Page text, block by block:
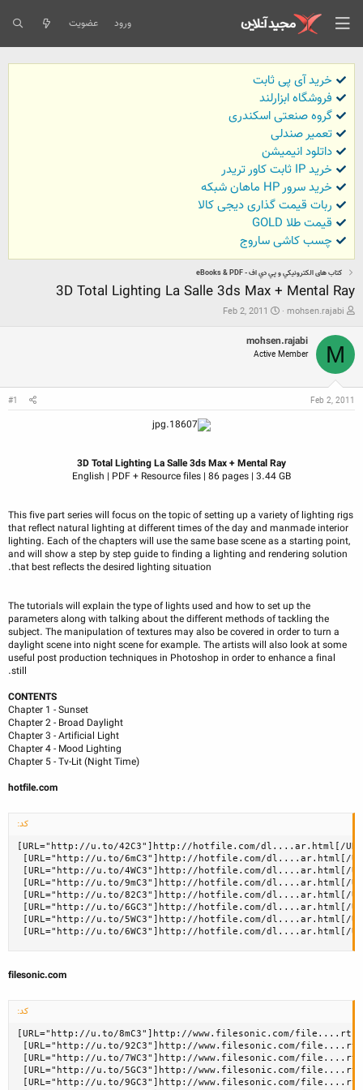
ورود عضویت
خرید آی پی ثابت
فروشگاه ابزارلند
گروه صنعتی اسکندری
تعمیر صندلی
داتلود انیمیشن
خرید IP ثابت کاور تریدر
خرید سرور HP ماهان شبکه
ربات قیمت گذاری دیجی کالا
قیمت طلا GOLD
چسب کاشی ساروج
كتاب های الكترونيكي و پي دي اف - eBooks & PDF
3D Total Lighting La Salle 3ds Max + Mental Ray
ش
و
ع
ک
ن
ن
د
mohsen.rajabi
ت
ر
ی
خ
ر
Feb 2, 2011
M
mohsen.rajabi
Active Member
Feb 2, 2011
#1
3D Total Lighting La Salle 3ds Max + Mental Ray
English | PDF + Resource files | 86 pages | 3.44 GB
This five part series will focus on the topic of setting up a variety of lighting rigs
that reflect natural lighting at different times of the day and manmade interior
lighting. Each of the chapters will use the same base scene as a starting point,
and will show a step by step guide to finding a lighting and rendering solution
that best reflects the desired lighting situation.
The tutorials will explain the type of lights used and how to set up the
parameters along with talking about the different methods of tackling the
subject. The manipulation of textures may also be covered in order to turn a
daylight scene into night scene for example. The artists will also look at some
useful post production techniques in Photoshop in order to enhance a final
still.
CONTENTS
Chapter 1 - Sunset
Chapter 2 - Broad Daylight
Chapter 3 - Artificial Light
Chapter 4 - Mood Lighting
Chapter 5 - Tv-Lit (Night Time)
hotfile.com
کد:
[URL="http://u.to/42C3"]http://hotfile.com/dl....ar.html[/
[URL="http://u.to/6mC3"]http://hotfile.com/dl....ar.html[/
[URL="http://u.to/4WC3"]http://hotfile.com/dl....ar.html[/
[URL="http://u.to/9mC3"]http://hotfile.com/dl....ar.html[/
[URL="http://u.to/82C3"]http://hotfile.com/dl....ar.html[/
[URL="http://u.to/6GC3"]http://hotfile.com/dl....ar.html[/
[URL="http://u.to/5WC3"]http://hotfile.com/dl....ar.html[/
[URL="http://u.to/6WC3"]http://hotfile.com/dl....ar.html[/
filesonic.com
کد:
[URL="http://u.to/8mC3"]http://www.filesonic.com/
[URL="http://u.to/92C3"]http://www.filesonic.com/
[URL="http://u.to/7WC3"]http://www.filesonic.com/
[URL="http://u.to/5GC3"]http://www.filesonic.com/
[URL="http://u.to/9GC3"]http://www.filesonic.com/